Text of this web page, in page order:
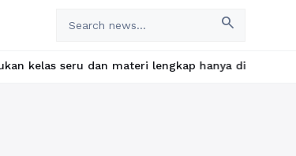
search
dan materi lengkap hanya di YukBelajar.com.